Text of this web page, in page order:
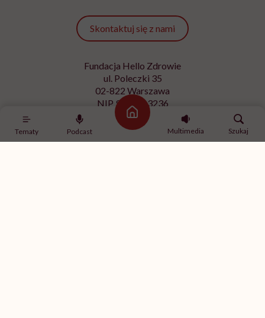
Tematy Podcast
Strona główna
Multimedia
Szukaj
Skontaktuj się z nami
Fundacja Hello Zdrowie
ul. Poleczki 35
02-822 Warszawa
NIP 9512613236
Kontakt z redakcją
redakcja@hellozdrowie.pl